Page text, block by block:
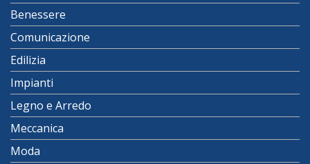
Benessere
Comunicazione
Edilizia
Impianti
Legno e Arredo
Meccanica
Moda